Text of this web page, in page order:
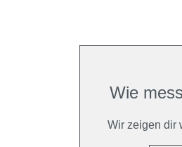
Wie
Wir zeigen dir